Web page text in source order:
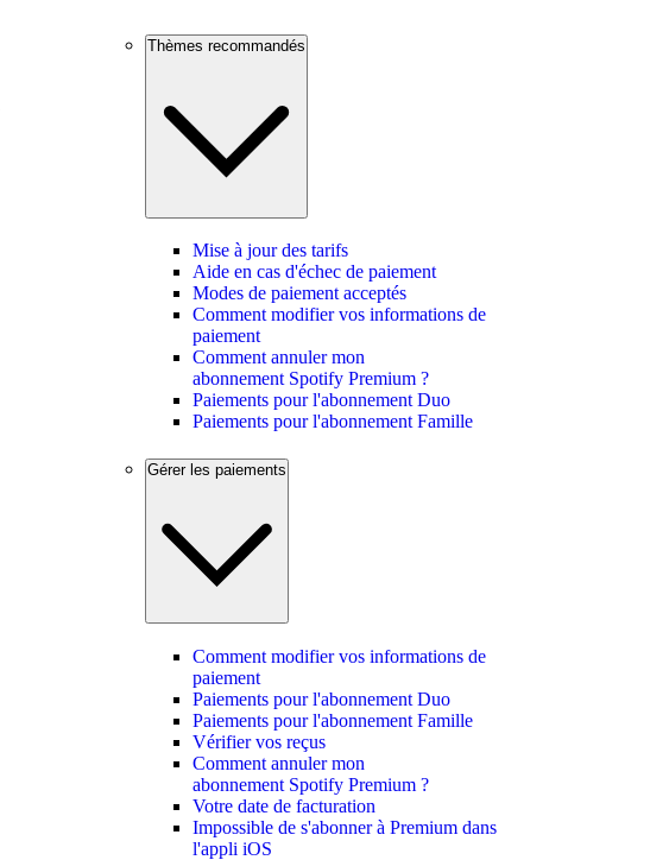
Thèmes recommandés
Mise à jour des tarifs
Aide en cas d'échec de paiement
Modes de paiement acceptés
Comment modifier vos informations de
paiement
Comment annuler mon
abonnement Spotify Premium ?
Paiements pour l'abonnement Duo
Paiements pour l'abonnement Famille
Gérer les paiements
Comment modifier vos informations de
paiement
Paiements pour l'abonnement Duo
Paiements pour l'abonnement Famille
Vérifier vos reçus
Comment annuler mon
abonnement Spotify Premium ?
Votre date de facturation
Impossible de s'abonner à Premium dans
l'appli iOS